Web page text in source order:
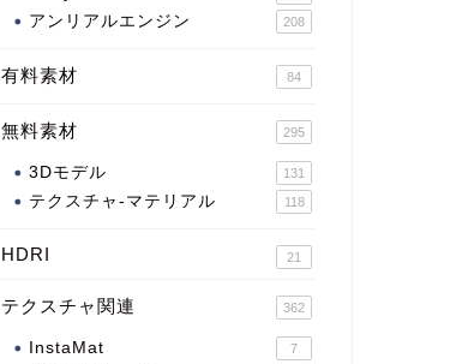
アンリアルエンジン 208
有料素材 84
無料素材 295
3Dモデル 131
テクスチャ-マテリアル 118
HDRI 21
テクスチャ関連 362
InstaMat 7